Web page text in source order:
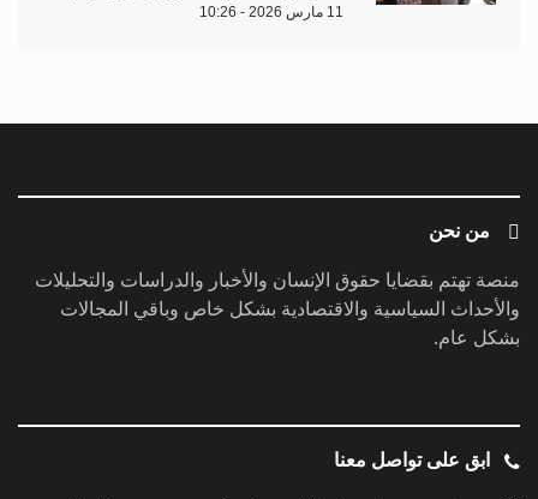
11 مارس 2026 - 10:26
من نحن
منصة تهتم بقضايا حقوق الإنسان والأخبار والدراسات والتحليلات
والأحداث السياسية والاقتصادية بشكل خاص وباقي المجالات
بشكل عام.
ابق على تواصل معنا